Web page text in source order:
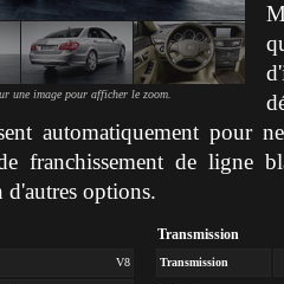
une image pour afficher le zoom.
automatiquement pour
franchissement de ligne
options.
V8
Transmission
Transmission